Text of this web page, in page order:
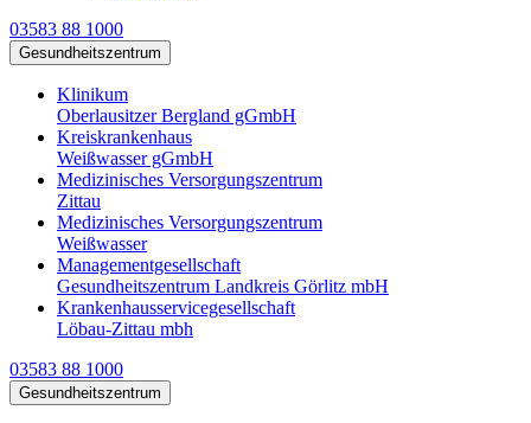
03583 88 1000
Gesundheitszentrum
Klinikum
Oberlausitzer Bergland gGmbH
Kreiskrankenhaus
Weißwasser gGmbH
Medizinisches Versorgungszentrum
Zittau
Medizinisches Versorgungszentrum
Weißwasser
Managementgesellschaft
Gesundheitszentrum Landkreis Görlitz mbH
Krankenhausservicegesellschaft
Löbau-Zittau mbh
03583 88 1000
Gesundheitszentrum